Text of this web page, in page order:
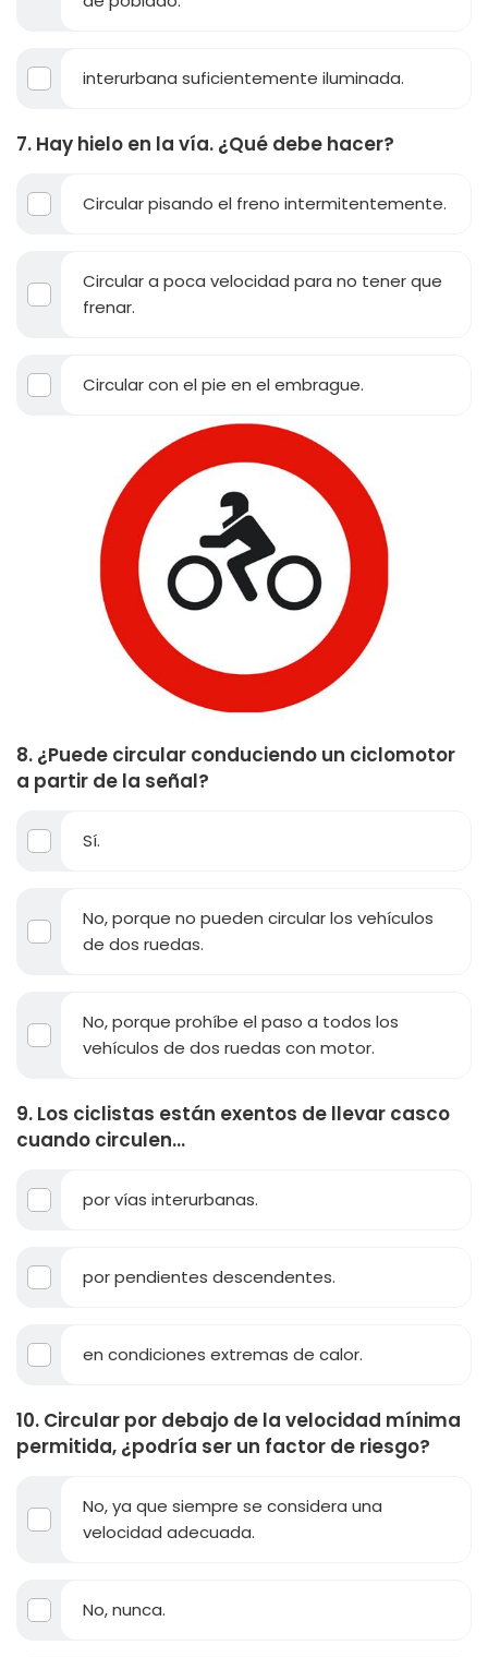
interurbana suficientemente iluminada.
7. Hay hielo en la vía. ¿Qué debe hacer?
Circular pisando el freno intermitentemente.
Circular a poca velocidad para no tener que
frenar.
Circular con el pie en el embrague.
8. ¿Puede circular conduciendo un ciclomotor
a partir de la señal?
Sí.
No, porque no pueden circular los vehículos
de dos ruedas.
No, porque prohíbe el paso a todos los
vehículos de dos ruedas con motor.
9. Los ciclistas están exentos de llevar casco
cuando circulen...
por vías interurbanas.
por pendientes descendentes.
en condiciones extremas de calor.
10. Circular por debajo de la velocidad mínima
permitida, ¿podría ser un factor de riesgo?
No, ya que siempre se considera una
velocidad adecuada.
No, nunca.